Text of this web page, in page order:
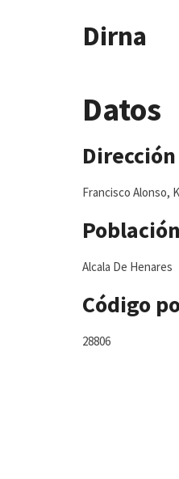
Dirna
Datos
Francisco Alonso,
Alcala De Henares
Código
28806